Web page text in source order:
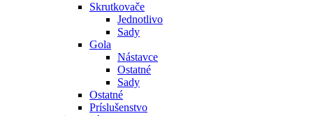
Skrutkovače
Jednotlivo
Sady
Gola
Nástavce
Ostatné
Sady
Ostatné
Príslušenstvo